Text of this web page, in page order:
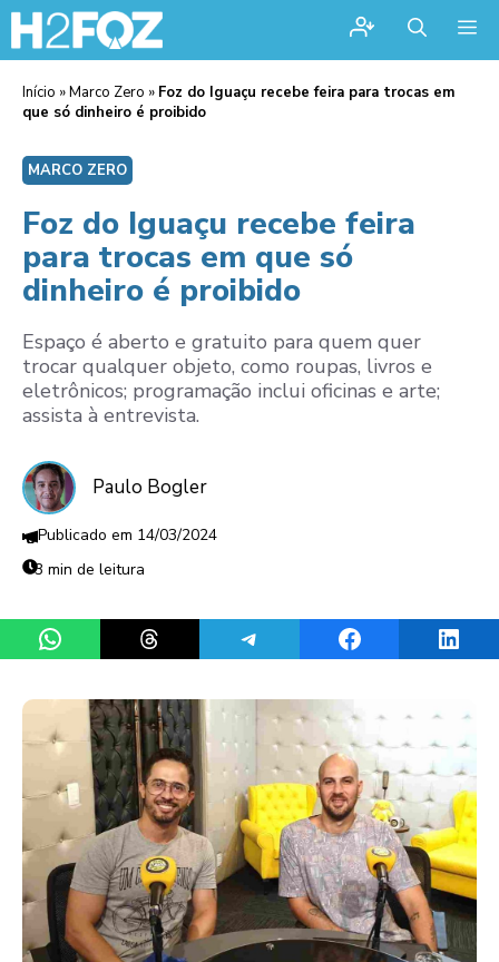
Início »Marco Zero » Foz do Iguaçu recebe feira para trocas em
que só dinheiro é proibido
MARCO ZERO
Foz do Iguaçu recebe feira
para trocas em que só
dinheiro é proibido
Espaço é aberto e gratuito para quem quer
trocar qualquer objeto, como roupas, livros e
eletrônicos; programação inclui oficinas e arte;
assista à entrevista.
Paulo Bogler
14/03/2024
3 min de leitura
Share on WhatsAppShare on ThreadsShare on TelegramShare on Facebook